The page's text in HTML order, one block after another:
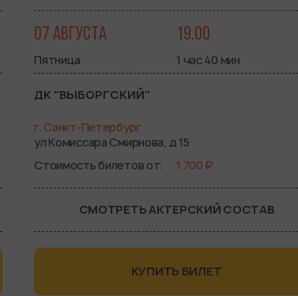
07 АВГУСТА
Пятница
19.00
1 час 40 мин
ДК "ВЫБОРГСКИЙ"
г. Санкт-Петербург
ул Комиссара Смирнова, д 15
Стоимость билетов от
1 700 ₽
СМОТРЕТЬ АКТЕРСКИЙ СОСТАВ
КУПИТЬ БИЛЕТ